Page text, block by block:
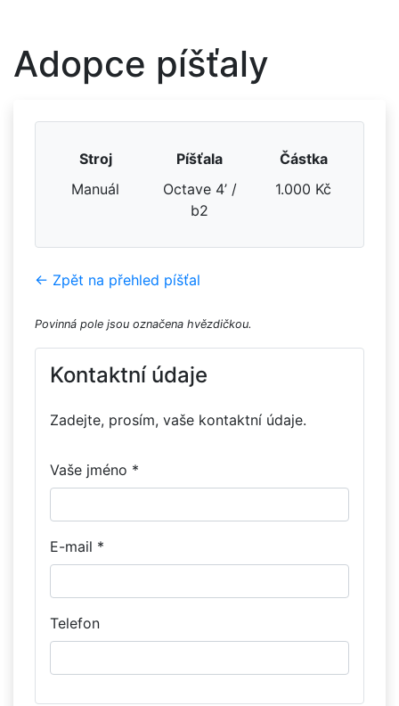
Adopce píšťaly
Stroj Píšťala
Částka
Manuál
Octave 4’ /
b2
1.000 Kč
← Zpět na přehled píšťal
Povinná pole jsou označena hvězdičkou.
Kontaktní údaje
Zadejte, prosím, vaše kontaktní údaje.
Vaše jméno *
E-mail *
Telefon